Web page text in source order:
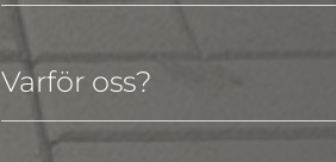
Varför oss?